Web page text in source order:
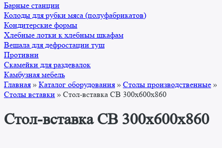
Барные станции
Колоды для рубки мяса (полуфабрикатов)
Кондитерские формы
Хлебные лотки к хлебным шкафам
Вешала для дефростации туш
Противни
Скамейки для раздевалок
Камбузная мебель
Главная » Каталог оборудования » Столы производственные »
Столы вставки » Стол-вставка CВ 300x600x860
Стол-вставка CВ 300x600x860